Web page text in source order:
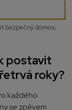
bezpečný domov,
postavit
roky?
každého
se zpěvem